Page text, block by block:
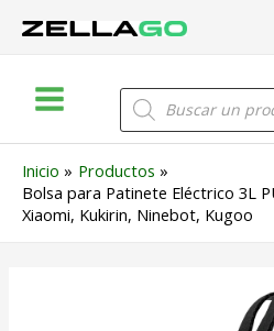
Menu
Búsqueda
de
productos
Inicio
Productos
Bolsa para Patinete Eléctrico 3L
Xiaomi, Kukirin, Ninebot, Kugoo